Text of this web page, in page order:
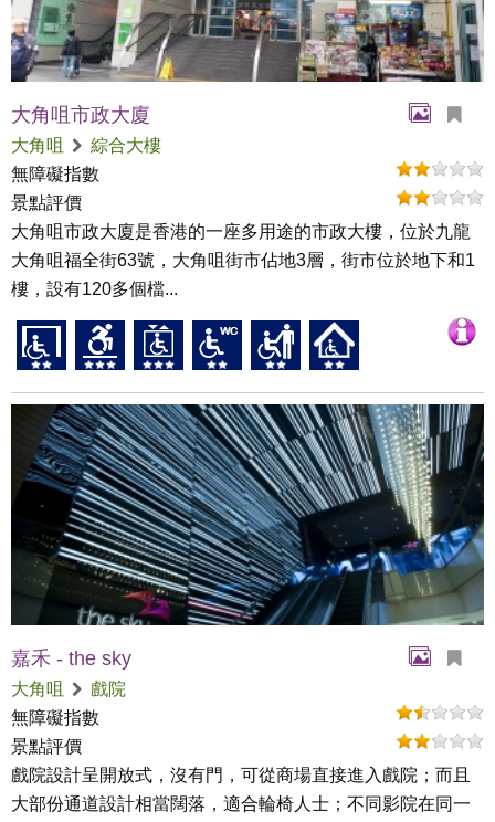
大角咀市政大廈
大角咀
綜合大樓
無障礙指數
景點評價
大角咀市政大廈是香港的一座多用途的市政大樓，位於九龍
大角咀福全街63號，大角咀街市佔地3層，街市位於地下和1
樓，設有120多個檔...
嘉禾 - the sky
大角咀
戲院
無障礙指數
景點評價
戲院設計呈開放式，沒有門，可從商場直接進入戲院；而且
大部份通道設計相當闊落，適合輪椅人士；不同影院在同一